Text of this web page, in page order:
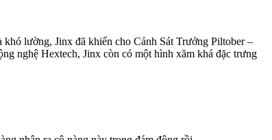
lường, Jinx đã khiến cho Cảnh Sát Trưởng Piltober –
nghệ Hextech, Jinx còn có một hình xăm khá đặc trưng